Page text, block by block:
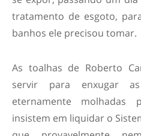
tratamento de esgoto,
banhos ele precisou tomar.
As toalhas de Roberto
servir para enxugar
eternamente molhadas
insistem em liquidar o